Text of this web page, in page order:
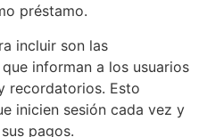
préstamo.
incluir son las
informan a los usuarios
recordatorios. Esto
inicien sesión cada vez y
pagos.